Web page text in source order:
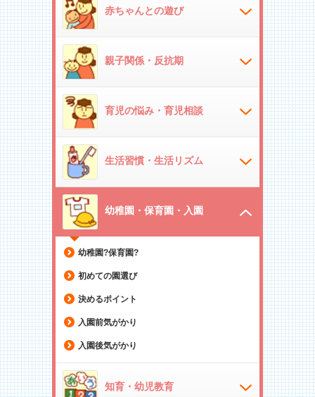
赤ちゃんとの遊び
親子関係・反抗期
育児の悩み・育児相談
生活習慣・生活リズム
幼稚園・保育園・入園
幼稚園?保育園?
初めての園選び
決めるポイント
入園前気がかり
入園後気がかり
知育・幼児教育